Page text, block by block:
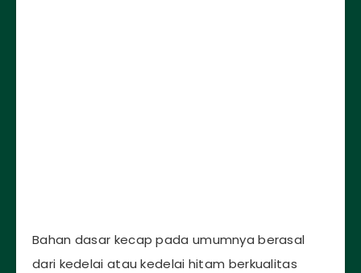
Bahan dasar kecap pada umumnya berasal
dari kedelai atau kedelai hitam berkualitas